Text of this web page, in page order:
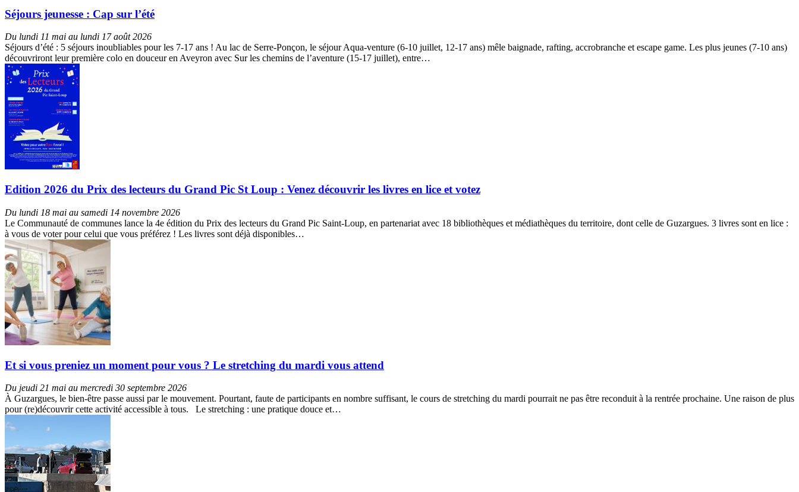
Séjours jeunesse : Cap sur l’été
Du lundi 11 mai au lundi 17 août 2026
Séjours d’été : 5 séjours inoubliables pour les 7-17 ans ! Au lac de Serre-Ponçon, le séjour Aqua-venture (6-10 juillet, 12-17 ans) mêle baignade, rafting, accrobranche et escape game. Les plus jeunes (7-10 ans)
découvriront leur première colo en douceur en Aveyron avec Sur les chemins de l’aventure (15-17 juillet), entre…
Edition 2026 du Prix des lecteurs du Grand Pic St Loup : Venez découvrir les livres en lice et votez
Du lundi 18 mai au samedi 14 novembre 2026
Le Communauté de communes lance la 4e édition du Prix des lecteurs du Grand Pic Saint-Loup, en partenariat avec 18 bibliothèques et médiathèques du territoire, dont celle de Guzargues. 3 livres sont en lice :
à vous de voter pour celui que vous préférez ! Les livres sont déjà disponibles…
Et si vous preniez un moment pour vous ? Le stretching du mardi vous attend
Du jeudi 21 mai au mercredi 30 septembre 2026
À Guzargues, le bien-être passe aussi par le mouvement. Pourtant, faute de participants en nombre suffisant, le cours de stretching du mardi pourrait ne pas être reconduit à la rentrée prochaine. Une raison de plus
pour (re)découvrir cette activité accessible à tous. Le stretching : une pratique douce et…